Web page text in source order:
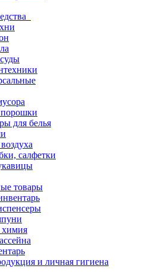
для белья
салфетки
товары
химия
и личная гигиена